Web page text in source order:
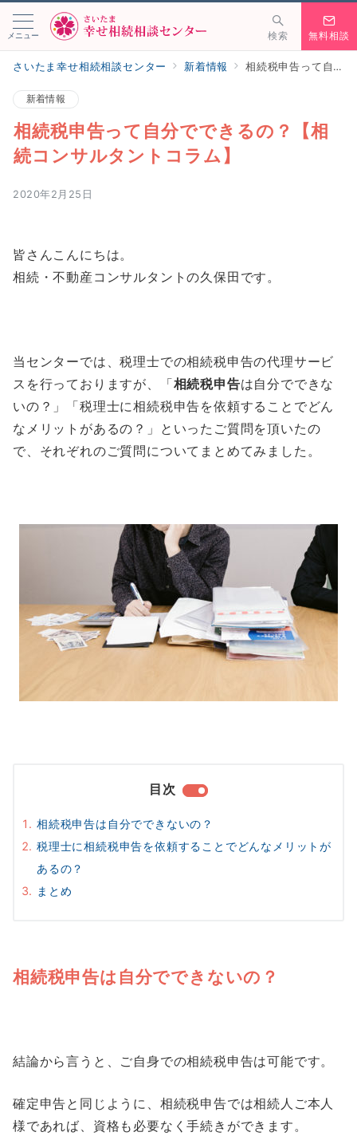
メニュー 検索 無料相談
さいたま幸せ相続相談センター 新着情報 相続税申告って自分でできるの？【相続コンサルタントコラム】
新着情報
相続税申告って自分でできるの？【相
続コンサルタントコラム】
2020年2月25日
皆さんこんにちは。
相続・不動産コンサルタントの久保田です。
当センターでは、税理士での相続税申告の代理サービ
スを行っておりますが、「相続税申告は自分でできな
いの？」「税理士に相続税申告を依頼することでどん
なメリットがあるの？」といったご質問を頂いたの
で、それぞれのご質問についてまとめてみました。
目次
相続税申告は自分でできないの？
税理士に相続税申告を依頼することでどんなメリットが
あるの？
まとめ
相続税申告は自分でできないの？
結論から言うと、ご自身での相続税申告は可能です。
確定申告と同じように、相続税申告では相続人ご本人
様であれば、資格も必要なく手続きができます。